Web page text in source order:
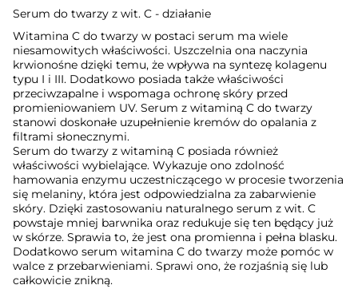
Serum do twarzy z wit. C - działanie
Witamina C do twarzy w postaci serum ma wiele
niesamowitych właściwości. Uszczelnia ona naczynia
krwionośne dzięki temu, że wpływa na syntezę kolagenu
typu I i III. Dodatkowo posiada także właściwości
przeciwzapalne i wspomaga ochronę skóry przed
promieniowaniem UV. Serum z witaminą C do twarzy
stanowi doskonałe uzupełnienie kremów do opalania z
filtrami słonecznymi.
Serum do twarzy z witaminą C posiada również
właściwości wybielające. Wykazuje ono zdolność
hamowania enzymu uczestniczącego w procesie tworzenia
się melaniny, która jest odpowiedzialna za zabarwienie
skóry. Dzięki zastosowaniu naturalnego serum z wit. C
powstaje mniej barwnika oraz redukuje się ten będący już
w skórze. Sprawia to, że jest ona promienna i pełna blasku.
Dodatkowo serum witamina C do twarzy może pomóc w
walce z przebarwieniami. Sprawi ono, że rozjaśnią się lub
całkowicie znikną.